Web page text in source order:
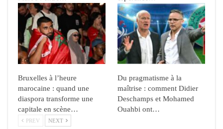
Bruxelles à l’heure
marocaine : quand une
diaspora transforme une
capitale en scène…
Du pragmatisme à la
maîtrise : comment Didier
Deschamps et Mohamed
Ouahbi ont…
PREV NEXT